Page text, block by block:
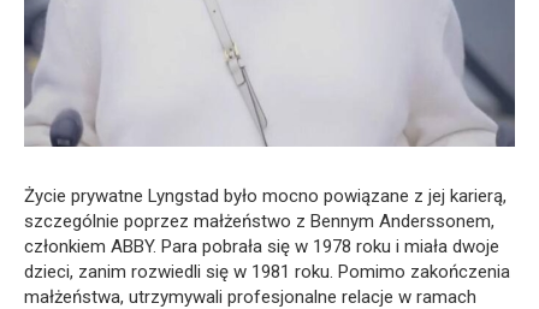
Życie prywatne Lyngstad było mocno powiązane z jej karierą,
szczególnie poprzez małżeństwo z Bennym Anderssonem,
członkiem ABBY. Para pobrała się w 1978 roku i miała dwoje
dzieci, zanim rozwiedli się w 1981 roku. Pomimo zakończenia
małżeństwa, utrzymywali profesjonalne relacje w ramach